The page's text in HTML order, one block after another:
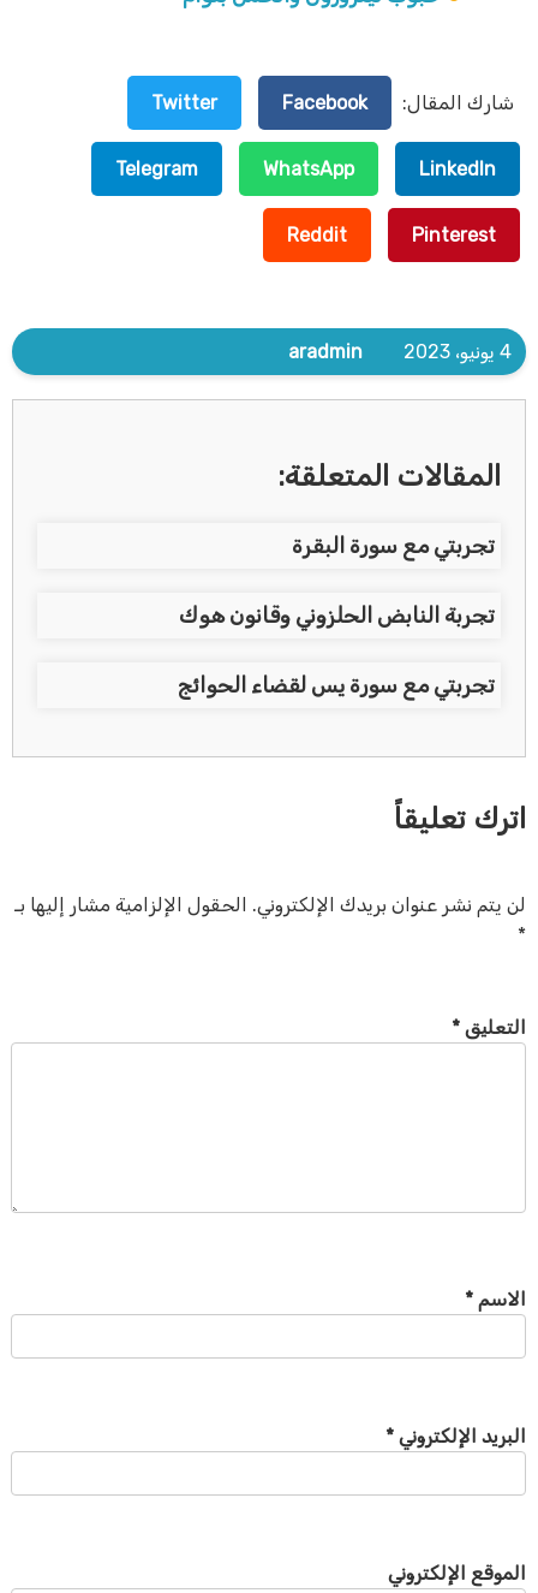
شارك المقال: Facebook
Twitter
LinkedIn
WhatsApp
Telegram
Pinterest
Reddit
4 يونيو، 2023 aradmin
المقالات المتعلقة:
تجربتي مع سورة البقرة
تجربة النابض الحلزوني وقانون هوك
تجربتي مع سورة يس لقضاء الحوائج
اترك تعليقاً
لن يتم نشر عنوان بريدك الإلكتروني. الحقول الإلزامية مشار إليها بـ
*
التعليق *
الاسم *
البريد الإلكتروني *
الموقع الإلكتروني